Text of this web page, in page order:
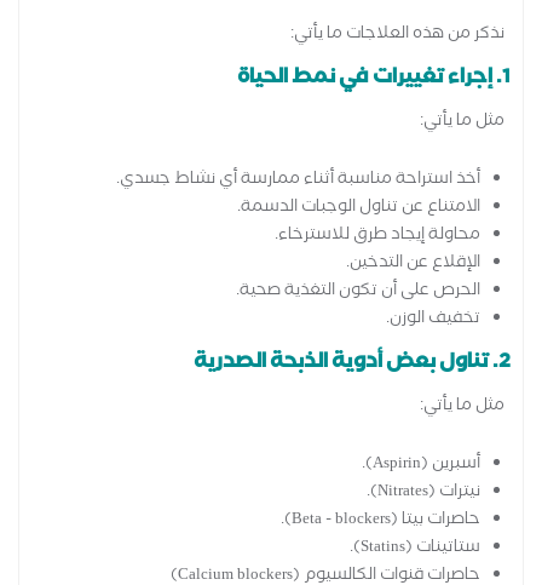
نذكر من هذه العلاجات ما يأتي:
1. إجراء تغييرات في نمط الحياة
مثل ما يأتي:
أخذ استراحة مناسبة أثناء ممارسة أي نشاط جسدي.
الامتناع عن تناول الوجبات الدسمة.
محاولة إيجاد طرق للاسترخاء.
الإقلاع عن التدخين.
الحرص على أن تكون التغذية صحية.
تخفيف الوزن.
2. تناول بعض أدوية الذبحة الصدرية
مثل ما يأتي:
أسبرين (Aspirin).
نيترات (Nitrates).
حاصرات بيتا (Beta - blockers).
ستاتينات (Statins).
حاصرات قنوات الكالسيوم (Calcium blockers)